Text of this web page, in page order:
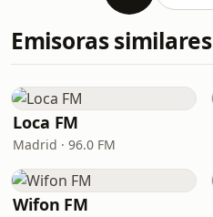
Emisoras similares
Loca FM
Madrid · 96.0 FM
Wifon FM